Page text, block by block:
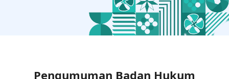
Pengumuman Badan Hukum